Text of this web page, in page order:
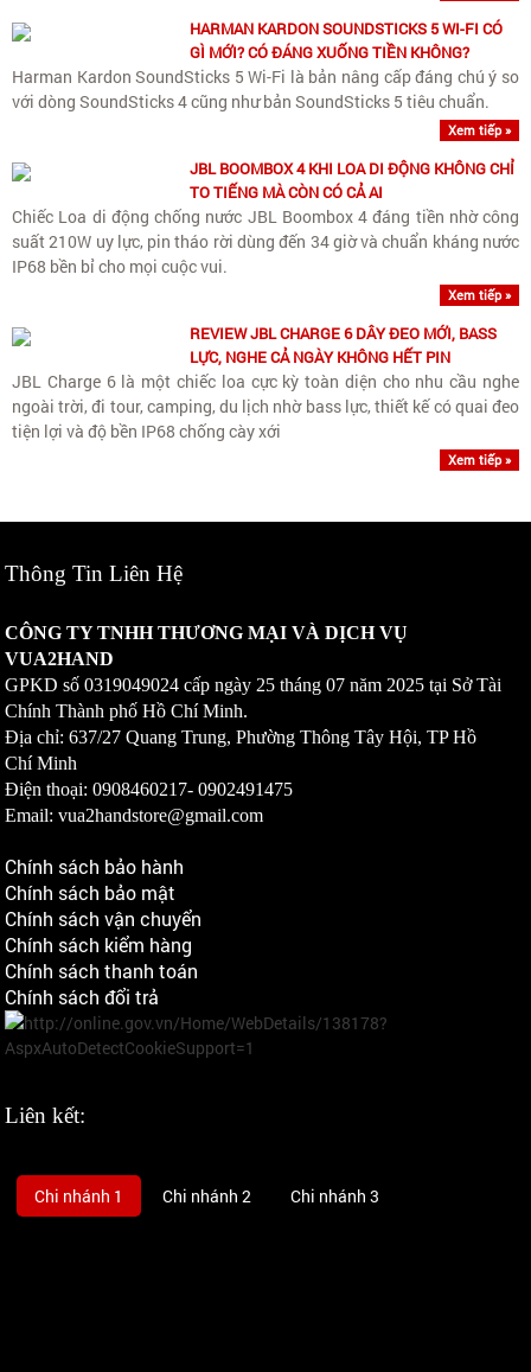
HARMAN KARDON SOUNDSTICKS 5 WI-FI CÓ
GÌ MỚI? CÓ ĐÁNG XUỐNG TIỀN KHÔNG?
Harman Kardon SoundSticks 5 Wi-Fi là bản nâng cấp đáng chú ý so
với dòng SoundSticks 4 cũng như bản SoundSticks 5 tiêu chuẩn.
Xem tiếp »
JBL BOOMBOX 4 KHI LOA DI ĐỘNG KHÔNG CHỈ
TO TIẾNG MÀ CÒN CÓ CẢ AI
Chiếc Loa di động chống nước JBL Boombox 4 đáng tiền nhờ công
suất 210W uy lực, pin tháo rời dùng đến 34 giờ và chuẩn kháng nước
IP68 bền bỉ cho mọi cuộc vui.
Xem tiếp »
REVIEW JBL CHARGE 6 DÂY ĐEO MỚI, BASS
LỰC, NGHE CẢ NGÀY KHÔNG HẾT PIN
JBL Charge 6 là một chiếc loa cực kỳ toàn diện cho nhu cầu nghe
ngoài trời, đi tour, camping, du lịch nhờ bass lực, thiết kế có quai đeo
tiện lợi và độ bền IP68 chống cày xới
Xem tiếp »
Thông Tin Liên Hệ
CÔNG TY TNHH THƯƠNG MẠI VÀ DỊCH VỤ
VUA2HAND
GPKD số0319049024 cấp ngày 25 tháng 07 năm 2025 tại Sở Tài
Chính Thành phố Hồ Chí Minh.
Địa chỉ: 637/27 Quang Trung, Phường Thông Tây Hội, TP Hồ
Chí Minh
Điện thoại: 0908460217-0902491475
Email: vua2handstore@gmail.com
Chính sách bảo hành
Chính sách bảo mật
Chính sách vận chuyển
Chính sách kiểm hàng
Chính sách thanh toán
Chính sách đổi trả
Liên kết:
Chi nhánh 1 Chi nhánh 2 Chi nhánh 3